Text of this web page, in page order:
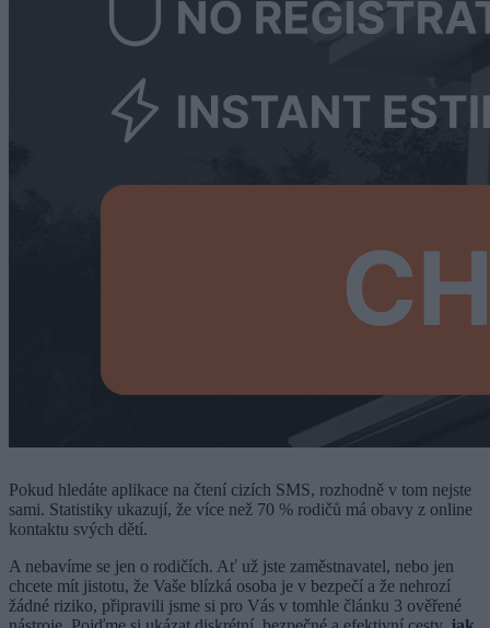
Pokud hledáte aplikace na čtení cizích SMS, rozhodně v tom nejste
sami. Statistiky ukazují, že více než 70 % rodičů má obavy z online
kontaktu svých dětí.
A nebavíme se jen o rodičích. Ať už jste zaměstnavatel, nebo jen
chcete mít jistotu, že Vaše blízká osoba je v bezpečí a že nehrozí
žádné riziko, připravili jsme si pro Vás v tomhle článku 3 ověřené